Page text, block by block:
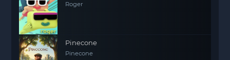
Roger
Pinecone
Pinecone